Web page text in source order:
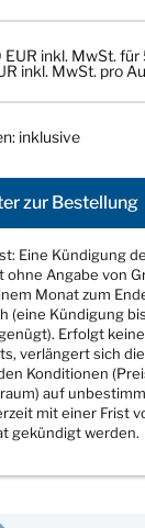
inkl. MwSt. für
inkl. MwSt. pro
inklusive
zur Bestellung
Eine Kündigung
ohne Angabe von
Monat zum
(eine Kündigung
Erfolgt
verlängert sich
Konditionen
auf
mit einer Frist
gekündigt werden.